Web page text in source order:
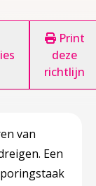
Print
deze
richtlijn
van
Een